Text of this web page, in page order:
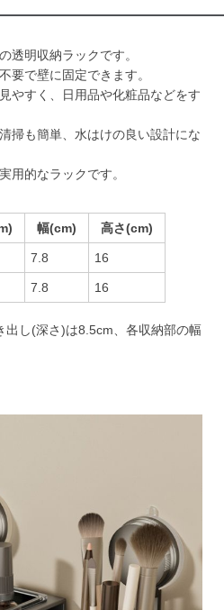
透明収納ラックです。
要で壁に固定できます。
やすく、日用品や化粧品などをす
掃も簡単、水はけの良い設計にな
用的なラックです。
幅(cm) 高さ(cm)
7.8 16
7.8 16
出し(深さ)は8.5cm、各収納部の幅